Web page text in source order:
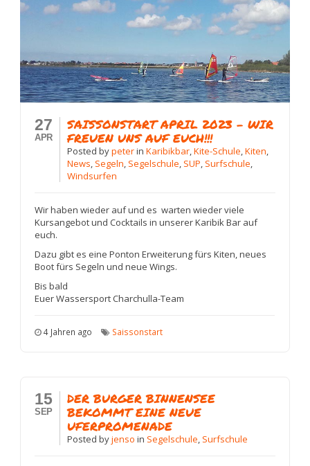
27
APR
SAISSONSTART APRIL 2023 – WIR
FREUEN UNS AUF EUCH!!!
PostedbypeterinKaribikbar,Kite-Schule,Kiten,
News, Segeln, Segelschule, SUP, Surfschule,
Windsurfen
Wir haben wieder auf und es warten wieder viele
Kursangebot und Cocktails in unserer Karibik Bar auf
euch.
Dazu gibt es eine Ponton Erweiterung fürs Kiten, neues
Boot fürs Segeln und neue Wings.
Bis bald
Euer Wassersport Charchulla-Team
4 Jahren ago Saissonstart
15
SEP
DER BURGER BINNENSEE
BEKOMMT EINE NEUE
UFERPROMENADE
Postedbyjensoin Segelschule, Surfschule